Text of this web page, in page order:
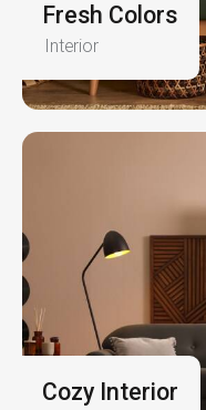
Fresh Colors
Interior
Cozy Interior